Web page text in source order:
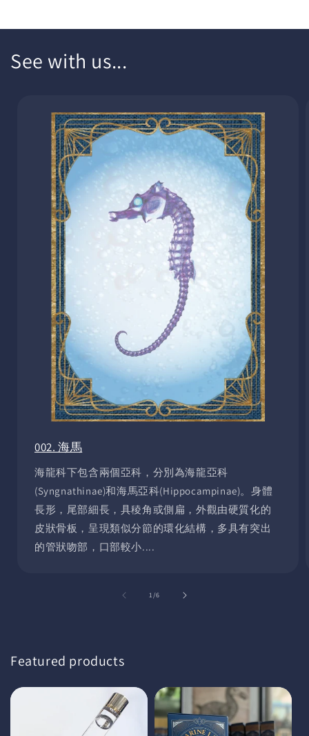
See with us...
002. 海馬
海龍科下包含兩個亞科，分別為海龍亞科
(Syngnathinae)和海馬亞科(Hippocampinae)。身體
長形，尾部細長，具稜角或側扁，外觀由硬質化的
皮狀骨板，呈現類似分節的環化結構，多具有突出
的管狀吻部，口部較小....
1/of
6
Featured products